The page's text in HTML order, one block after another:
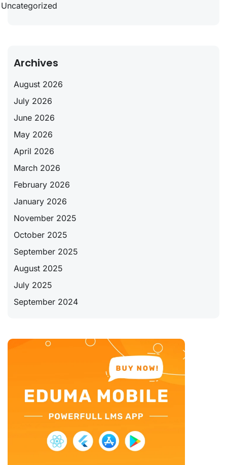
Uncategorized
Archives
August 2026
July 2026
June 2026
May 2026
April 2026
March 2026
February 2026
January 2026
November 2025
October 2025
September 2025
August 2025
July 2025
September 2024